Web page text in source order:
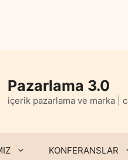
Pazarlama 3.0
içerik pazarlama ve marka |
KONFERANSLAR